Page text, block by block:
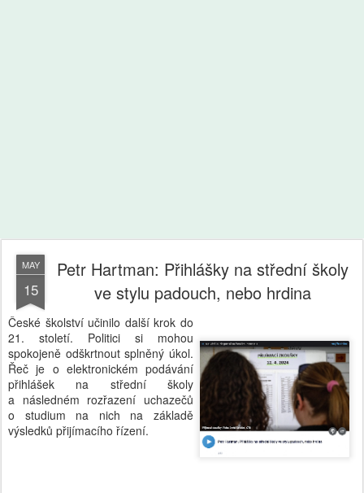
MAY
15
Petr Hartman: Přihlášky na střední školy
ve stylu padouch, nebo hrdina
České školství učinilo další krok do
21. století. Politici si mohou
spokojeně odškrtnout splněný úkol.
Řeč je o elektronickém podávání
přihlášek na střední školy
a následném rozřazení uchazečů
o studium na nich na základě
výsledků přijímacího řízení.